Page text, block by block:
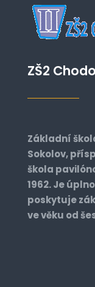
ZŠ2
Základní
Sokolov,
škola
1962. Je
poskytuje
ve věku od